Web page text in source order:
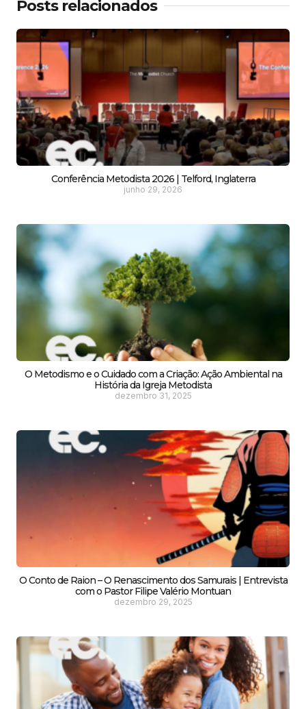
Posts relacionados
Conferência Metodista 2026 | Telford, Inglaterra
junho 29, 2026
O Metodismo e o Cuidado com a Criação: Ação Ambiental na
História da Igreja Metodista
dezembro 31, 2025
O Conto de Raion – O Renascimento dos Samurais | Entrevista
com o Pastor Filipe Valério Montuan
dezembro 29, 2025